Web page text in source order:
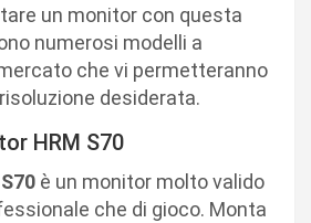
un monitor con questa
numerosi modelli a
che vi permetteranno
desiderata.
HRM S70
è un monitor molto valido
che di gioco. Monta